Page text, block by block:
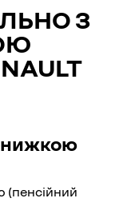
З
(пенсійний